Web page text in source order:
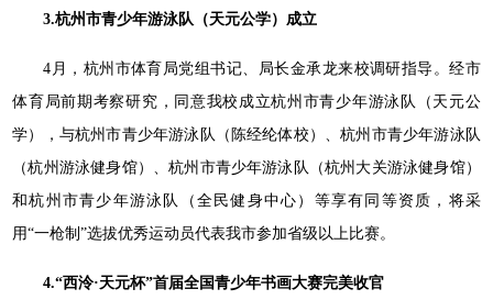
3.杭州市青少年游泳队（天元公学）成立
4月，杭州市体育局党组书记、局长金承龙来校调研指导。经市
体育局前期考察研究，同意我校成立杭州市青少年游泳队（天元公
学），与杭州市青少年游泳队（陈经纶体校）、杭州市青少年游泳队
（杭州游泳健身馆）、杭州市青少年游泳队（杭州大关游泳健身馆）
和杭州市青少年游泳队（全民健身中心）等享有同等资质，将采
用“一枪制”选拔优秀运动员代表我市参加省级以上比赛。
4.“西泠·天元杯”首届全国青少年书画大赛完美收官